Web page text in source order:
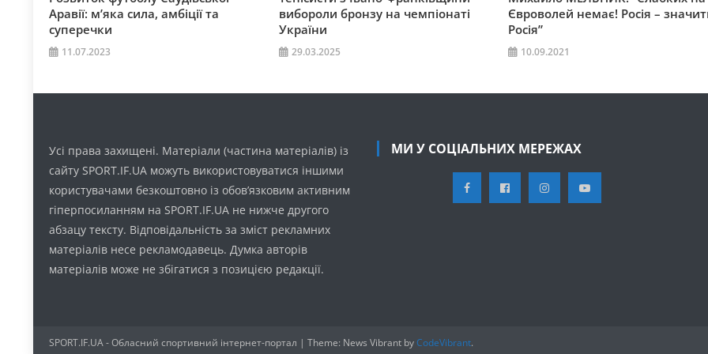
Аравії: м’яка сила, амбіції та
суперечки
11.07.2023
вибороли бронзу на чемпіонаті
України
29.03.2025
Євроволей немає! Росія –
Росія”
10.09.2021
Усі права захищені. Матеріали (частина матеріалів) із
сайту SPORT.IF.UA можуть використовуватися іншими
користувачами безкоштовно із обов’язковим активним
гіперпосиланням на SPORT.IF.UA не нижче другого
абзацу тексту. Відповідальність за зміст рекламних
матеріалів несе рекламодавець. Думка авторів
матеріалів може не збігатися з позицією редакції.
МИ У СОЦІАЛЬНИХ МЕРЕЖАХ
SPORT.IF.UA - Обласний спортивний інтернет-портал | Theme: News Vibrant byCodeVibrant.